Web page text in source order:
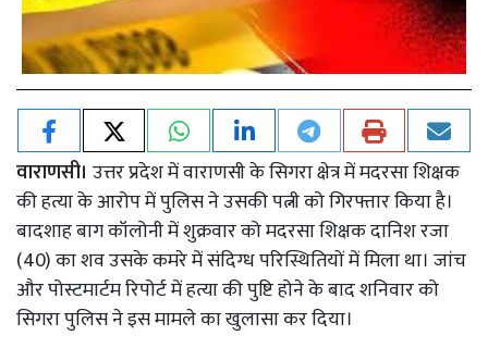
वाराणसी। उत्तर प्रदेश में वाराणसी के सिगरा क्षेत्र में मदरसा शिक्षक
की हत्या के आरोप में पुलिस ने उसकी पत्नी को गिरफ्तार किया है।
बादशाह बाग कॉलोनी में शुक्रवार को मदरसा शिक्षक दानिश रजा
(40) का शव उसके कमरे में संदिग्ध परिस्थितियों में मिला था। जांच
और पोस्टमार्टम रिपोर्ट में हत्या की पुष्टि होने के बाद शनिवार को
सिगरा पुलिस ने इस मामले का खुलासा कर दिया।